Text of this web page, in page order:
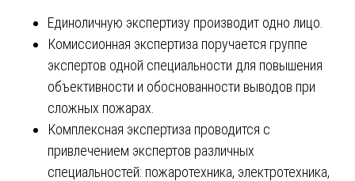
Единоличную экспертизу производит одно лицо.
Комиссионная экспертиза поручается группе
экспертов одной специальности для повышения
объективности и обоснованности выводов при
сложных пожарах.
Комплексная экспертиза проводится с
привлечением экспертов различных
специальностей: пожаротехника, электротехника,